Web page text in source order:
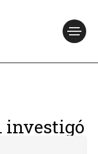
investigó